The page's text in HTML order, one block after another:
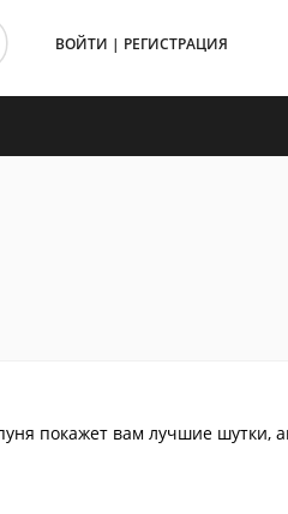
ВОЙТИ | РЕГИСТРАЦИЯ
покажет вам лучшие шутки,